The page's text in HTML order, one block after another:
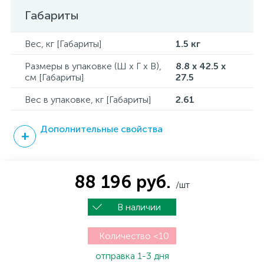
Габариты
Вес, кг [Габариты]
1.5 кг
Размеры в упаковке (Ш x Г x В),
см [Габариты]
8.8 x 42.5 x
27.5
Вес в упаковке, кг [Габариты]
2.61
Дополнительные свойства
88 196 руб. /шт
В наличии
Количество <10
отправка 1-3 дня